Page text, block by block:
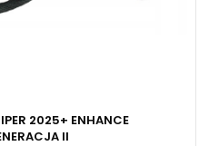
2025+ ENHANCE
II